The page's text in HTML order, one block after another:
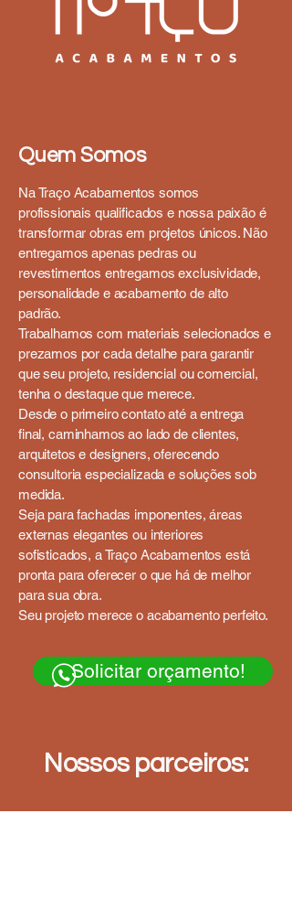
Quem Somos
Na Traço Acabamentos somos
profissionais qualificados e nossa paixão é
transformar obras em projetos únicos. Não
entregamos apenas pedras ou
revestimentos entregamos exclusividade,
personalidade e acabamento de alto
padrão.
Trabalhamos com materiais selecionados e
prezamos por cada detalhe para garantir
que seu projeto, residencial ou comercial,
tenha o destaque que merece.
Desde o primeiro contato até a entrega
final, caminhamos ao lado de clientes,
arquitetos e designers, oferecendo
consultoria especializada e soluções sob
medida.
Seja para fachadas imponentes, áreas
externas elegantes ou interiores
sofisticados, a Traço Acabamentos está
pronta para oferecer o que há de melhor
para sua obra.
Seu projeto merece o acabamento perfeito.
!Solicitar orçamento
Nossos parceiros: